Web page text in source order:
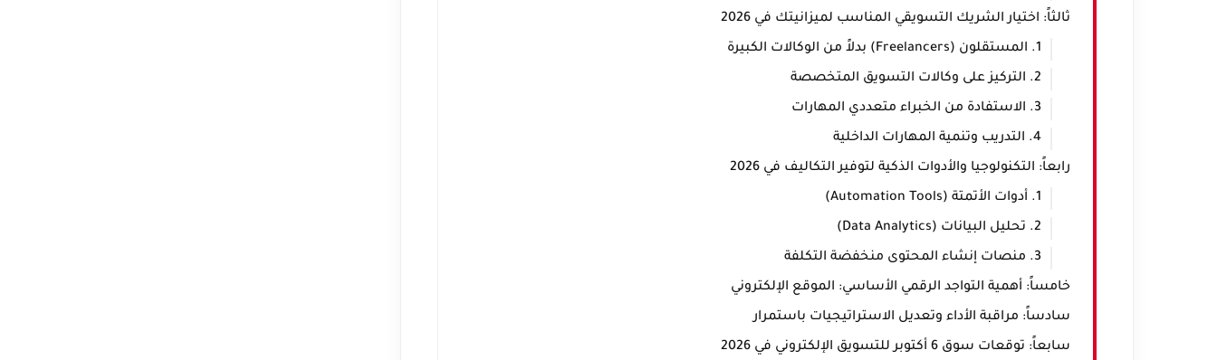
ثالثاً: اختيار الشريك التسويقي المناسب لميزانيتك في 2026
1. المستقلون (Freelancers) بدلاً من الوكالات الكبيرة
2. التركيز على وكالات التسويق المتخصصة
3. الاستفادة من الخبراء متعددي المهارات
4. التدريب وتنمية المهارات الداخلية
رابعاً: التكنولوجيا والأدوات الذكية لتوفير التكاليف في 2026
1. أدوات الأتمتة (Automation Tools)
2. تحليل البيانات (Data Analytics)
3. منصات إنشاء المحتوى منخفضة التكلفة
خامساً: أهمية التواجد الرقمي الأساسي: الموقع الإلكتروني
سادساً: مراقبة الأداء وتعديل الاستراتيجيات باستمرار
سابعاً: توقعات سوق 6 أكتوبر للتسويق الإلكتروني في 2026